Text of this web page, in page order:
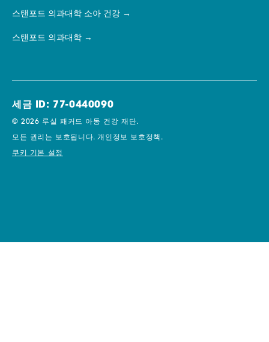
스탠포드 의과대학 소아 건강
스탠포드 의과대학
세금 ID: 77-0440090
© 2026 루실 패커드 아동 건강 재단.
모든 권리는 보호됩니다.개인정보 보호정책.
쿠키 기본 설정